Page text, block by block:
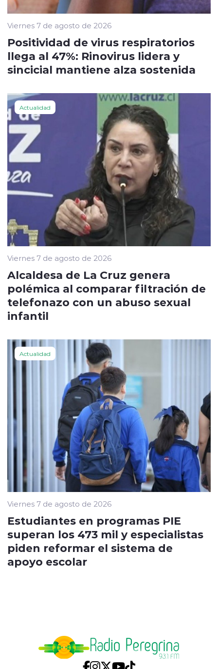
Viernes 7 de agosto de 2026
Positividad de virus respiratorios
llega al 47%: Rinovirus lidera y
sincicial mantiene alza sostenida
Actualidad
Viernes 7 de agosto de 2026
Alcaldesa de La Cruz genera
polémica al comparar filtración de
telefonazo con un abuso sexual
infantil
Actualidad
Viernes 7 de agosto de 2026
Estudiantes en programas PIE
superan los 473 mil y especialistas
piden reformar el sistema de
apoyo escolar